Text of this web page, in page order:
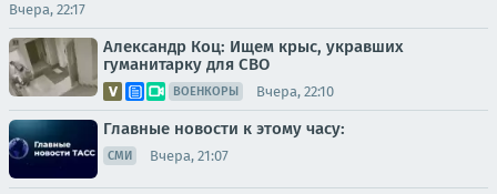
Вчера, 22:17
Александр Коц: Ищем крыс, укравших
гуманитарку для СВО
ВОЕНКОРЫ Вчера, 22:10
Главные новости к этому часу:
СМИ Вчера, 21:07